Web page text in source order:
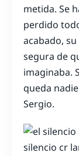
metida. Se
perdido
acabado,
segura de
imaginaba.
queda
Sergio.